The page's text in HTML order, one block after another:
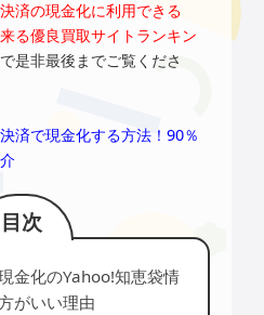
済の現金化に利用できる
る優良買取サイトランキン
是非最後までご覧くださ
済で現金化する方法！90％
金化のYahoo!知恵袋情
がいい理由